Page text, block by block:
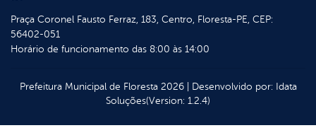
Praça Coronel Fausto Ferraz, 183, Centro, Floresta-PE, CEP:
56402-051
Horário de funcionamento das 8:00 às 14:00
Prefeitura Municipal de Floresta2026| Desenvolvido por: Idata
Soluções(Version: 1.2.4)